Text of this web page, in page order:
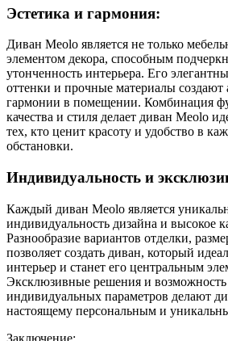
Эстетика и гармония:
Диван Meolo является не только
элементом декора, способным
утонченность интерьера. Его
оттенки и прочные материалы создают
гармонии в помещении. Комбинация
качества и стиля делает диван Meolo
тех, кто ценит красоту и удобство в
обстановки.
Индивидуальность и
Каждый диван Meolo является
индивидуальность дизайна и высокое
Разнообразие вариантов отделки,
позволяет создать диван, который
интерьер и станет его центральным
Эксклюзивные решения и
индивидуальных параметров делают
настоящему персональным и
Заключение: